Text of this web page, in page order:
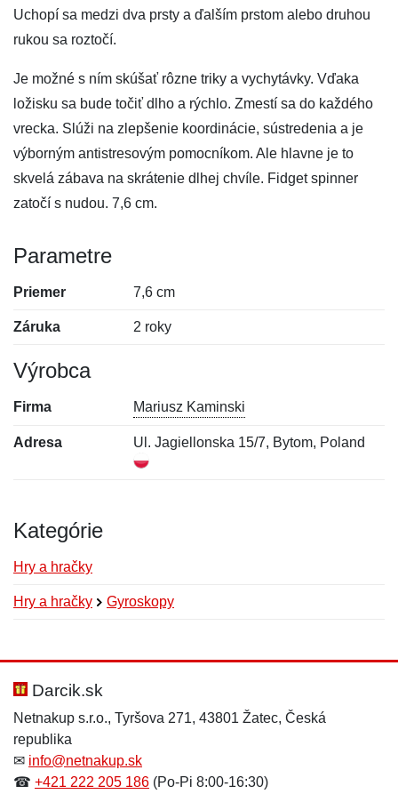
Uchopí sa medzi dva prsty a ďalším prstom alebo druhou
rukou sa roztočí.
Je možné s ním skúšať rôzne triky a vychytávky. Vďaka
ložisku sa bude točiť dlho a rýchlo. Zmestí sa do každého
vrecka. Slúži na zlepšenie koordinácie, sústredenia a je
výborným antistresovým pomocníkom. Ale hlavne je to
skvelá zábava na skrátenie dlhej chvíle. Fidget spinner
zatočí s nudou. 7,6 cm.
Parametre
Priemer 7,6 cm
Záruka 2 roky
Výrobca
Firma Mariusz Kaminski
Adresa Ul. Jagiellonska 15/7, Bytom, Poland
Kategórie
Hry a hračky
Hry a hračky Gyroskopy
Hodnotenie:
Meno:*
Meno:
E-mail:*
Darcik.sk
Netnakup s.r.o., Tyršova 271, 43801 Žatec, Česká
republika
✉ info@netnakup.sk
☎ +421 222 205 186 (Po-Pi 8:00-16:30)